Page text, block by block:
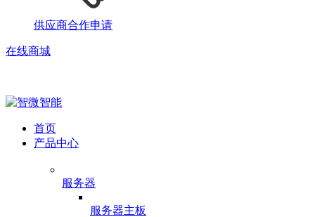
供应商合作申请
在线商城
首页
产品中心
服务器
服务器主板